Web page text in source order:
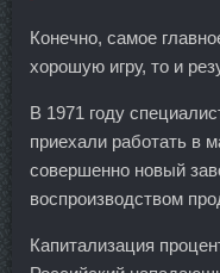
Конечно, самое
хорошую игру, то и
В 1971 году
приехали работать в
совершенно новый
воспроизводством
Капитализация